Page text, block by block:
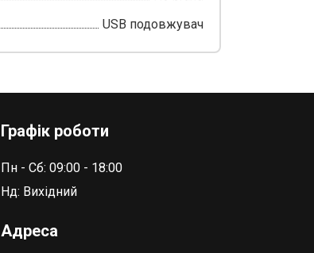
USB подовжувач
Графік роботи
Пн - Сб: 09:00 - 18:00
Нд: Вихідний
Адреса